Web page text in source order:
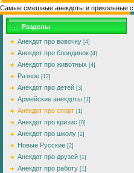
Самые смешные анекдоты и прикольные
Разделы
Анекдот про вовочку [4]
Анекдот про блондинок [4]
Анекдот про животных [4]
Разное [12]
Анекдот про детей [3]
Армейские анекдоты [1]
Анекдот про спорт [1]
Анекдот про кризис [0]
Анекдот про школу [2]
Новые Русские [2]
Анекдот про друзей [1]
Анекдот про работу [1]